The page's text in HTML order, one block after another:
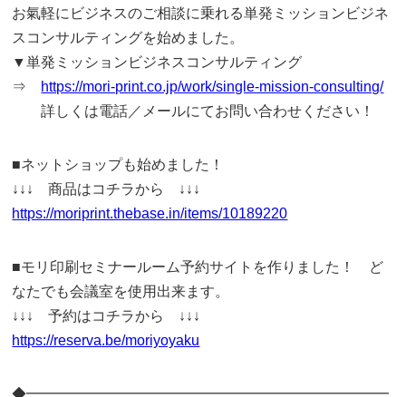
お氣軽にビジネスのご相談に乗れる単発ミッションビジネ
スコンサルティングを始めました。
▼単発ミッションビジネスコンサルティング
⇒ https://mori-print.co.jp/work/single-mission-consulting/
詳しくは電話／メールにてお問い合わせください！
■ネットショップも始めました！
↓↓↓ 商品はコチラから ↓↓↓
https://moriprint.thebase.in/items/10189220
■モリ印刷セミナールーム予約サイトを作りました！ ど
なたでも会議室を使用出来ます。
↓↓↓ 予約はコチラから ↓↓↓
https://reserva.be/moriyoyaku
◆━━━━━━━━━━━━━━━━━━━━━━━━━